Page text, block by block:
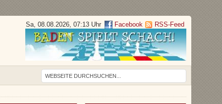
Sa, 08.08.2026, 07:13 Uhr Facebook RSS-Feed